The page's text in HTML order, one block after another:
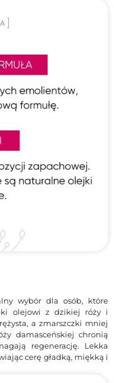
wybór dla osób, które
olejowi z dzikiej róży i
a zmarszczki mniej
damasceńskiej chronią
regenerację. Lekka
cerę gładką, miękką i